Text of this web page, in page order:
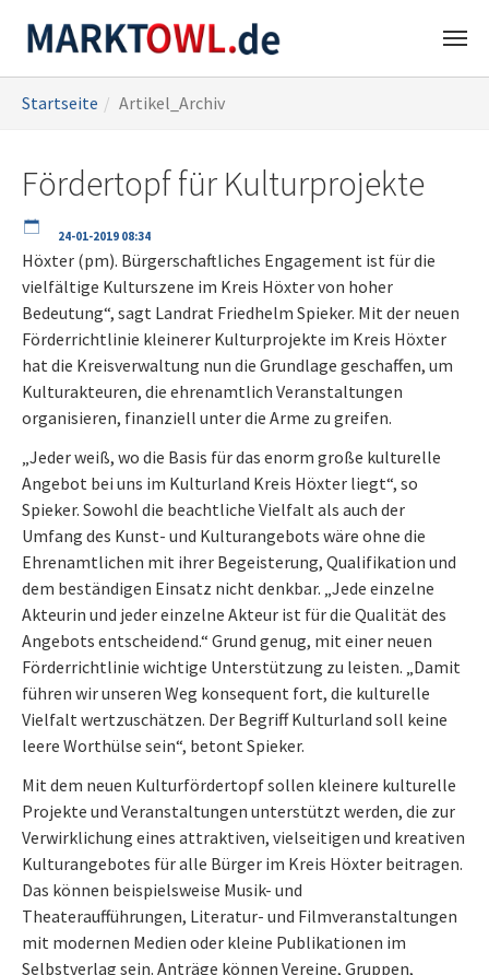
Hauptinhalt
sind
Startseite Artikel_Archiv
Fördertopf für Kulturprojekte
24-01-2019 08:34
Höxter (pm). Bürgerschaftliches Engagement ist für die
vielfältige Kulturszene im Kreis Höxter von hoher
Bedeutung“, sagt Landrat Friedhelm Spieker. Mit der neuen
Förderrichtlinie kleinerer Kulturprojekte im Kreis Höxter
hat die Kreisverwaltung nun die Grundlage geschaffen, um
Kulturakteuren, die ehrenamtlich Veranstaltungen
organisieren, finanziell unter die Arme zu greifen.
„Jeder weiß, wo die Basis für das enorm große kulturelle
Angebot bei uns im Kulturland Kreis Höxter liegt“, so
Spieker. Sowohl die beachtliche Vielfalt als auch der
Umfang des Kunst- und Kulturangebots wäre ohne die
Ehrenamtlichen mit ihrer Begeisterung, Qualifikation und
dem beständigen Einsatz nicht denkbar. „Jede einzelne
Akteurin und jeder einzelne Akteur ist für die Qualität des
Angebots entscheidend.“ Grund genug, mit einer neuen
Förderrichtlinie wichtige Unterstützung zu leisten. „Damit
führen wir unseren Weg konsequent fort, die kulturelle
Vielfalt wertzuschätzen. Der Begriff Kulturland soll keine
leere Worthülse sein“, betont Spieker.
Mit dem neuen Kulturfördertopf sollen kleinere kulturelle
Projekte und Veranstaltungen unterstützt werden, die zur
Verwirklichung eines attraktiven, vielseitigen und kreativen
Kulturangebotes für alle Bürger im Kreis Höxter beitragen.
Das können beispielsweise Musik- und
Theateraufführungen, Literatur- und Filmveranstaltungen
mit modernen Medien oder kleine Publikationen im
Selbstverlag sein. Anträge können Vereine, Gruppen,